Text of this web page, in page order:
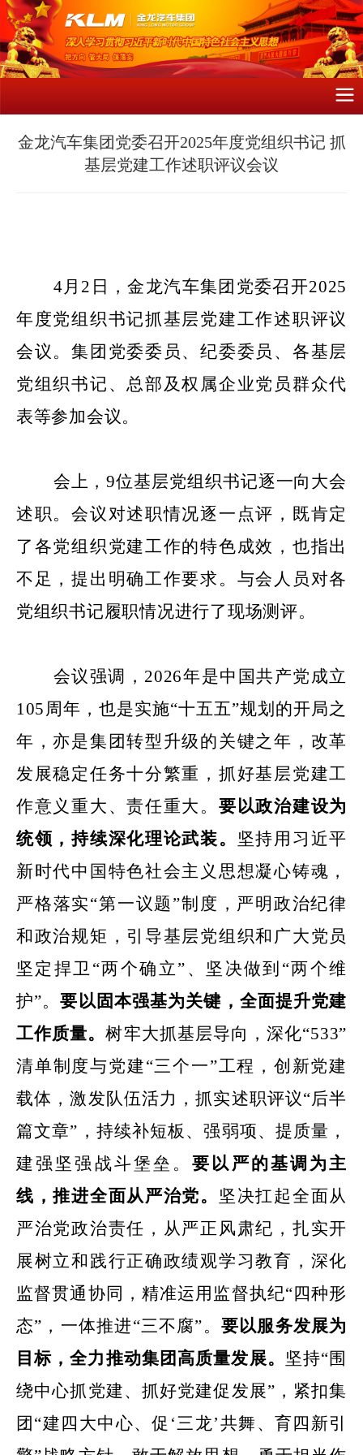
金龙汽车集团党委召开2025年度党组织书记 抓
基层党建工作述职评议会议
4 月2日，金龙汽车集团党委召开2025
年度党组织书记抓基层党建工作述职评议
会议 。集团党委委员、纪委委员、 各基层
党组织书记、 总部及权属企业党员群众代
表等参加会议。
会上，9位基层党组织书记逐一向大会
述职。会议对述职情况逐一点评，既肯定
了各党组织党建工作的特色成效，也指出
不足，提出明确工作要求。与会人员对各
党组织书记履职情况进行了现场测评。
会议强调，2026年是中国共产党成立
105周年，也是实施“十五五”规划的开局之
年，亦是集团转型升级的关键之年，改革
发展稳定任务十分繁重，抓好基层党建工
作意义重大、责任重大。 要以政治建设为
统领，持续深化理论武装。 坚持用习近平
新时代中国特色社会主义思想凝心铸魂 ，
严格落实“第一议题”制度，严明政治纪律
和政治规矩，引导基层党组织和广大党员
坚定捍卫“两个确立”、坚决做到“两个维
护”。要以固本强基为关键，全面提升党建
工作质量。树牢大抓基层导向，深化“533”
清单制度与党建“三个一”工程，创新党建
载体，激发队伍活力，抓实述职评议“后半
篇文章”，持续补短板、强弱项、提质量，
建强坚强战斗堡垒。要以严的基调为主
线，推进全面从严治党。 坚决扛起全面从
严治党政治责任，从严正风肃纪，扎实开
展树立和践行正确政绩观学习教育，深化
监督贯通协同，精准运用监督执纪“四种形
态”，一体推进“三不腐”。 要以服务发展为
目标，全力推动集团高质量发展。 坚持“围
绕中心抓党建、抓好党建促发展”，紧扣集
团“建四大中心、促‘三龙’共舞、育四新引